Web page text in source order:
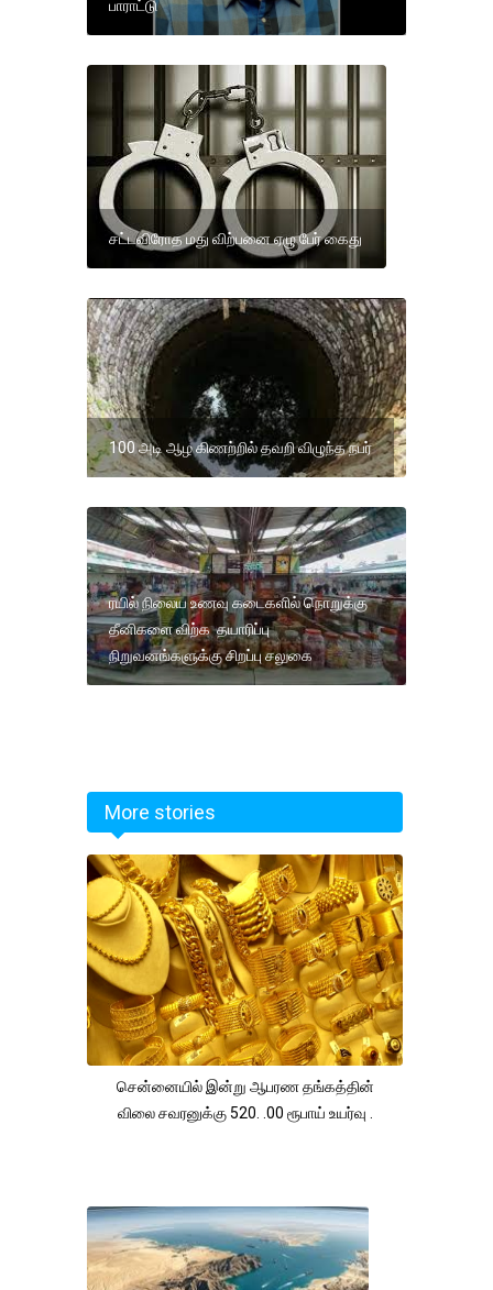
பாராட்டு
சட்டவிரோத மது விற்பனை ஏழு பேர் கைது
100 அடி ஆழ கிணற்றில் தவறி விழுந்த நபர்
ரயில் நிலைய உணவு கடைகளில் நொறுக்கு
தீனிகளை விற்க தயாரிப்பு
நிறுவனங்களுக்கு சிறப்பு சலுகை
More stories
சென்னையில் இன்று ஆபரண தங்கத்தின்
விலை சவரனுக்கு 520. .00 ரூபாய் உயர்வு .